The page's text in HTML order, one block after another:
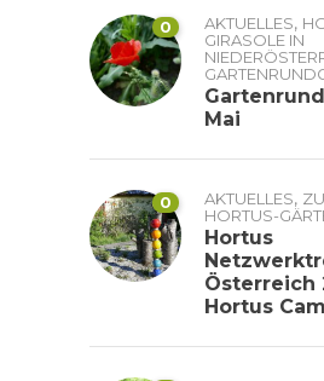
0 AKTUELLES,
GIRASOLE IN
Mai
0 AKTUELLES,
HORTUS-
Hortus
Österreich
Hortus